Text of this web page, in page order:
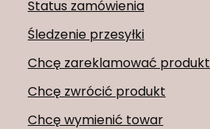
Status zamówienia
Śledzenie przesyłki
Chcę zareklamować produkt
Chcę zwrócić produkt
Chcę wymienić towar